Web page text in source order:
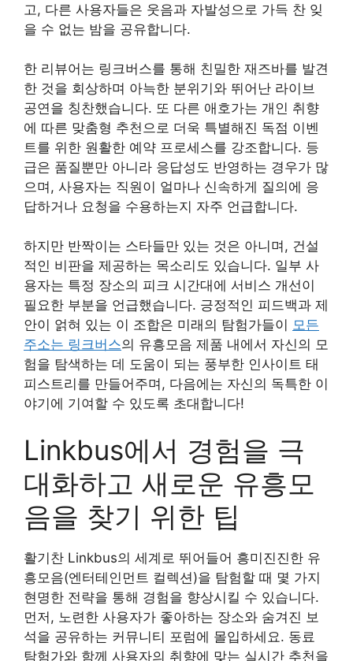
고, 다른 사용자들은 웃음과 자발성으로 가득 찬 잊
을 수 없는 밤을 공유합니다.
한 리뷰어는 링크버스를 통해 친밀한 재즈바를 발견
한 것을 회상하며 아늑한 분위기와 뛰어난 라이브
공연을 칭찬했습니다. 또 다른 애호가는 개인 취향
에 따른 맞춤형 추천으로 더욱 특별해진 독점 이벤
트를 위한 원활한 예약 프로세스를 강조합니다. 등
급은 품질뿐만 아니라 응답성도 반영하는 경우가 많
으며, 사용자는 직원이 얼마나 신속하게 질의에 응
답하거나 요청을 수용하는지 자주 언급합니다.
하지만 반짝이는 스타들만 있는 것은 아니며, 건설
적인 비판을 제공하는 목소리도 있습니다. 일부 사
용자는 특정 장소의 피크 시간대에 서비스 개선이
필요한 부분을 언급했습니다. 긍정적인 피드백과 제
안이 얽혀 있는 이 조합은 미래의 탐험가들이 모든
주소는 링크버스의 유흥모음 제품 내에서 자신의 모
험을 탐색하는 데 도움이 되는 풍부한 인사이트 태
피스트리를 만들어주며, 다음에는 자신의 독특한 이
야기에 기여할 수 있도록 초대합니다!
Linkbus에서 경험을 극
대화하고 새로운 유흥모
음을 찾기 위한 팁
활기찬 Linkbus의 세계로 뛰어들어 흥미진진한 유
흥모음(엔터테인먼트 컬렉션)을 탐험할 때 몇 가지
현명한 전략을 통해 경험을 향상시킬 수 있습니다.
먼저, 노련한 사용자가 좋아하는 장소와 숨겨진 보
석을 공유하는 커뮤니티 포럼에 몰입하세요. 동료
탐험가와 함께 사용자의 취향에 맞는 실시간 추천을